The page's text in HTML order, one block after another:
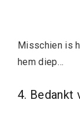
Misschien is
hem diep…
4. Bedankt